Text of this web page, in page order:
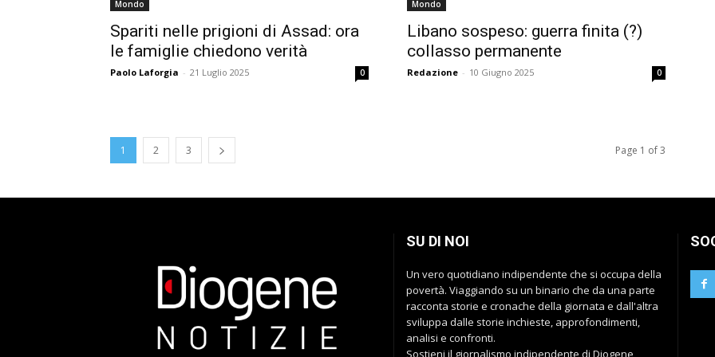
Mondo
Spariti nelle prigioni di Assad: ora
le famiglie chiedono verità
Paolo Laforgia - 21 Luglio 2025 0
Mondo
Libano sospeso: guerra finita (?)
collasso permanente
Redazione - 10 Giugno 2025 0
1 2 3 Page 1 of 3
SU DI NOI
Un vero quotidiano indipendente che si occupa della
povertà. Viaggiando su un binario che da una parte
racconta storie e cronache della giornata e dall'altra
sviluppa dalle storie inchieste, approfondimenti,
analisi e confronti.
Sostieni il giornalismo indipendente di Diogene